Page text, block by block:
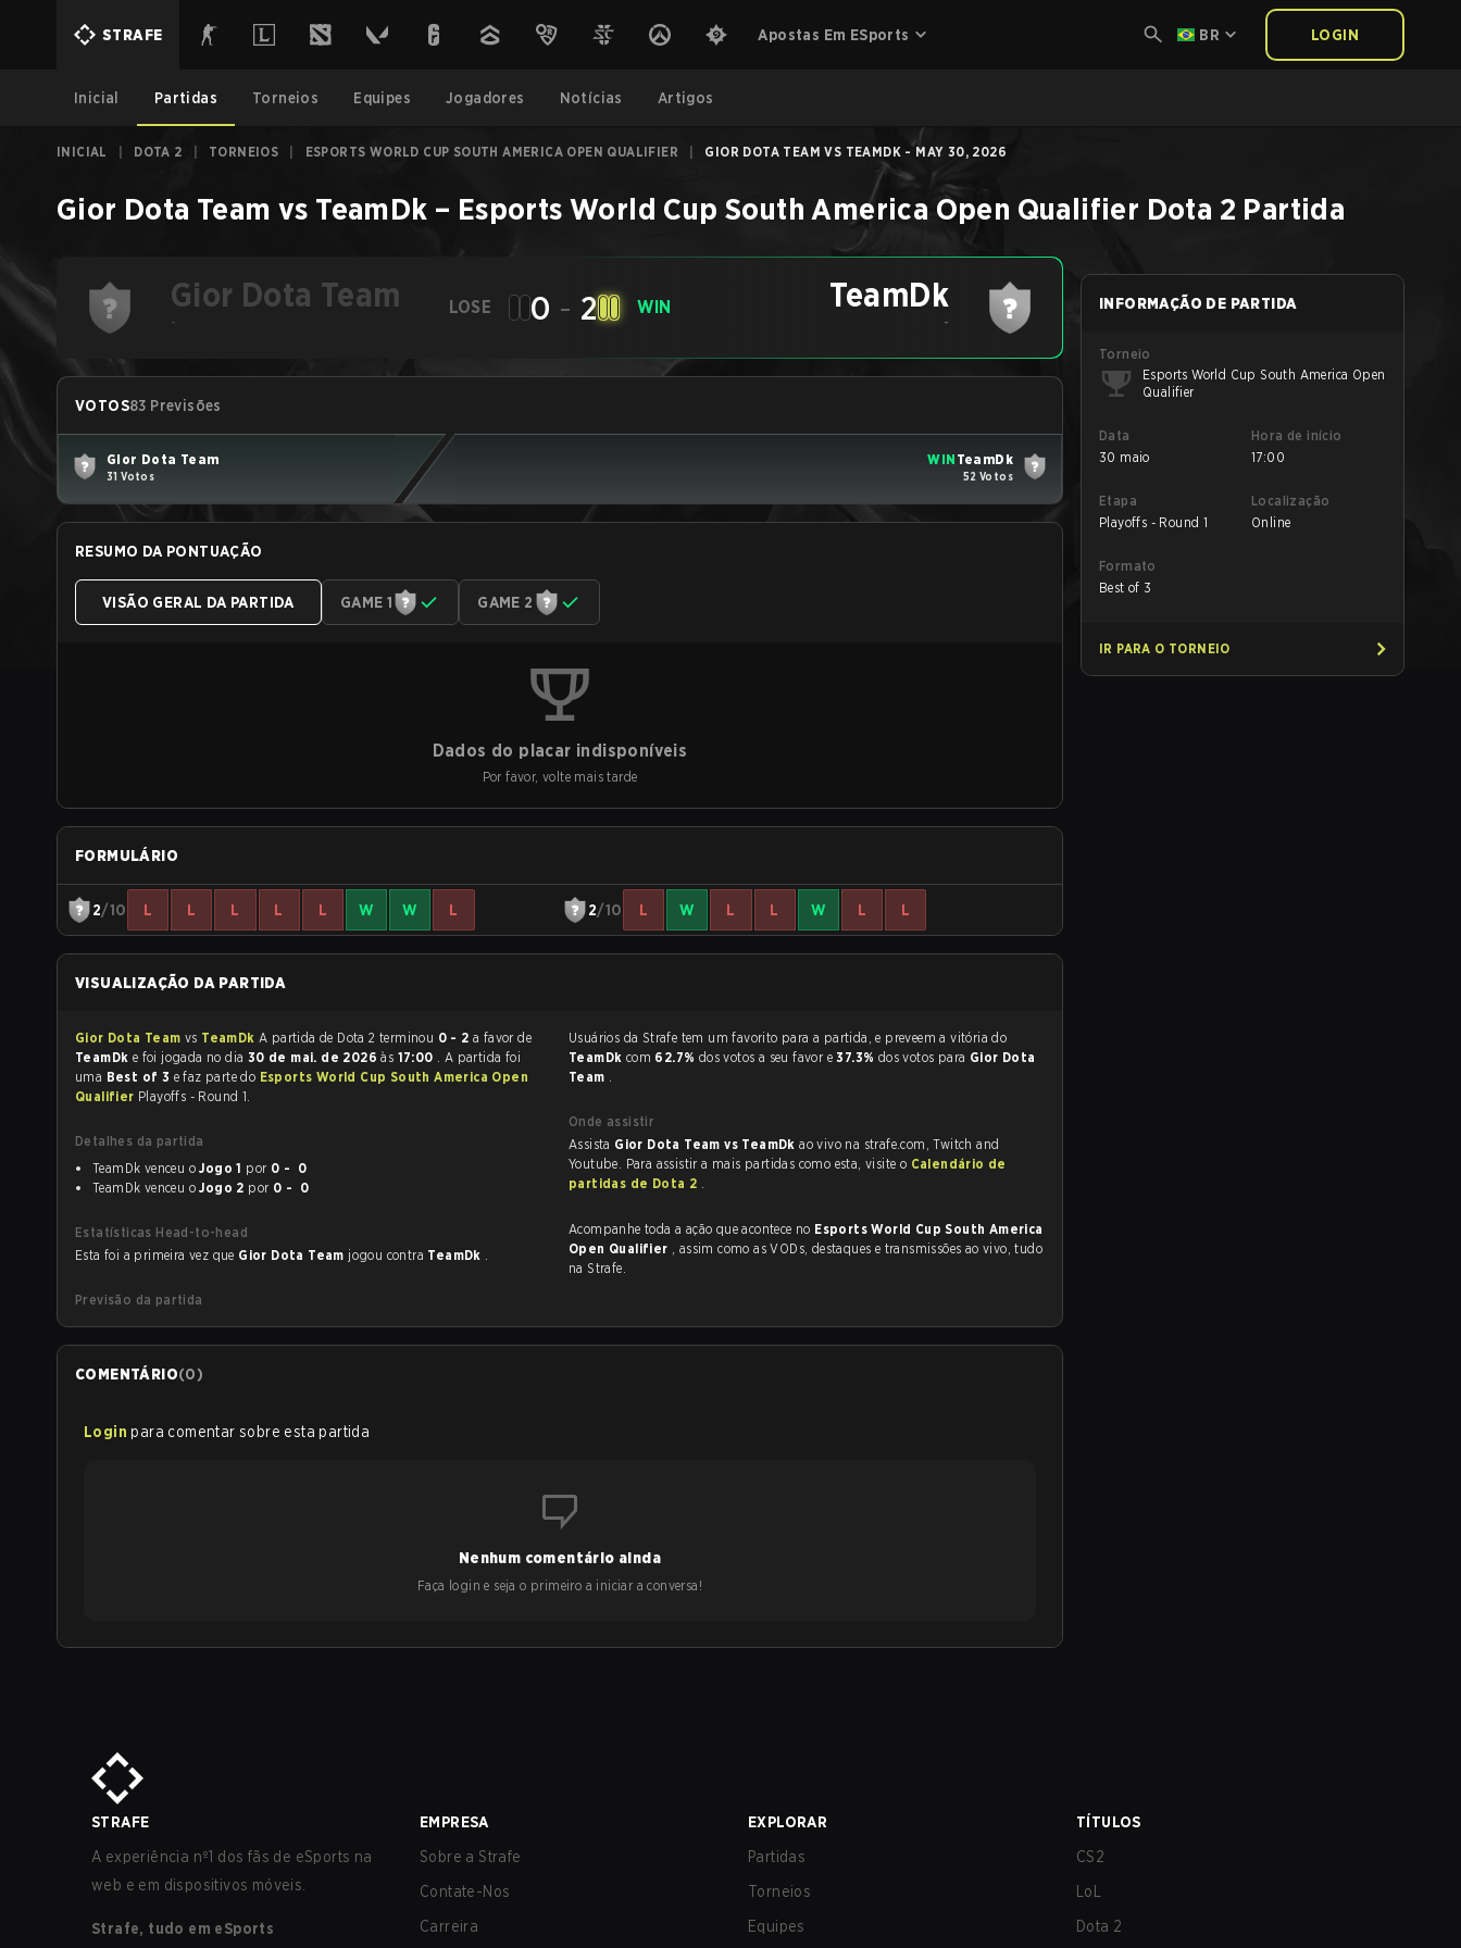
STRAFE Apostas Em ESports BR LOGIN
Inicial Partidas Torneios Equipes Jogadores Notícias Artigos
INICIAL DOTA 2 TORNEIOS ESPORTS WORLD CUP SOUTH AMERICA OPEN QUALIFIER GIOR DOTA TEAM VS TEAMDK - MAY 30, 2026
Gior Dota Team vs TeamDk – Esports World Cup South America Open Qualifier Dota 2 Partida
Gior Dota Team
-
LOSE 0 - 2 WIN TeamDk
-
VOTOS83 Previsões
Gior Dota Team
31 Votos
WIN TeamDk
52 Votos
RESUMO DA PONTUAÇÃO
VISÃO GERAL DA PARTIDA GAME 1 GAME 2
Dados do placar indisponíveis
Por favor, volte mais tarde
FORMULÁRIO
2/10 L L L L L W W L 2/10 L W L L W L L
VISUALIZAÇÃO DA PARTIDA
Gior Dota Team vs TeamDk A partida de Dota 2 terminou 0 - 2 a favor de
TeamDk
e foi jogada no dia 30 de mai. de 2026às 17:00 . A partida foi
uma Best of 3 e faz parte do Esports World Cup South America Open
Qualifier Playoffs - Round 1.
Detalhes da partida
TeamDk venceu oJogo 1 por
0 - 0
TeamDk venceu oJogo 2 por 0 - 0
Estatísticas Head-to-head
Esta foi a primeira vez que Gior Dota Team jogou contra TeamDk .
Previsão da partida
Usuários da Strafe tem um favorito para a partida, e preveem a vitória do
TeamDk com 62.7% dos votos a seu favor e37.3% dos votos para Gior Dota
Team .
Onde assistir
Assista Gior Dota Team vs TeamDkao vivo na strafe.com, Twitch and
Youtube. Para assistir a mais partidas como esta, visite o Calendário de
partidas de Dota 2 .
Acompanhe toda a ação que acontece no Esports World Cup South America
Open Qualifier , assim como as VODs, destaques e transmissões ao vivo, tudo
na Strafe.
COMENTÁRIO(0)
Login para comentar sobre esta partida
Nenhum comentário ainda
Faça login e seja o primeiro a iniciar a conversa!
INFORMAÇÃO DE PARTIDA
Torneio
Esports World Cup South America Open
Qualifier
Data
30 maio
Hora de início
17:00
Etapa
Playoffs - Round 1
Localização
Online
Formato
Best of 3
IR PARA O TORNEIO
STRAFE
A experiência nº1 dos fãs de eSports na
web e em dispositivos móveis.
Strafe, tudo em eSports
EMPRESA
Sobre a Strafe
Contate-Nos
Carreira
EXPLORAR
Partidas
Torneios
Equipes
TÍTULOS
CS2
LoL
Dota 2